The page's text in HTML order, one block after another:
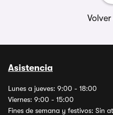
Asistencia
Lunes a jueves: 9:00 - 18:00
Viernes: 9:00 - 15:00
Fines de semana y festivos: Sin